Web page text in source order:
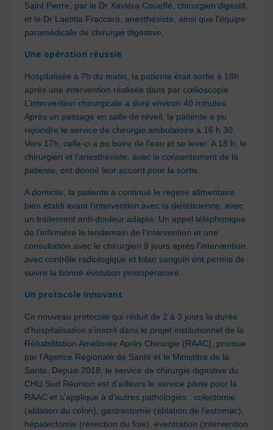
Saint Pierre, par le Dr Xaviéra Coueffé, chirurgien digestif,
et le Dr Laetitia Fraccaro, anesthésiste, ainsi que l’équipe
paramédicale de chirurgie digestive.
Une opération réussie
Hospitalisée à 7h du matin, la patiente était sortie à 18h
après une intervention réalisée dans par cœlioscopie.
L’intervention chirurgicale a duré environ 40 minutes.
Après un passage en salle de réveil, la patiente a pu
rejoindre le service de chirurgie ambulatoire à 16 h 30.
Vers 17h, celle-ci a pu boire de l’eau et se lever. A 18 h, le
chirurgien et l’anesthésiste, avec le consentement de la
patiente, ont donné leur accord pour la sortie.
A domicile, la patiente a continué le régime alimentaire
bien établi avant l’intervention avec la diététicienne, avec
un traitement anti-douleur adapté. Un appel téléphonique
de l’infirmière le lendemain de l’intervention et une
consultation avec le chirurgien 9 jours après l’intervention
avec contrôle radiologique et bilan sanguin ont permis de
suivre la bonne évolution postopératoire.
Un protocole innovant
Ce nouveau protocole qui réduit de 2 à 3 jours la durée
d’hospitalisation s’inscrit dans le projet institutionnel de la
Réhabilitation Améliorée Après Chirurgie (RAAC), promue
par l’Agence Régionale de Santé et le Ministère de la
Santé. Depuis 2018, le service de chirurgie digestive du
CHU Sud Réunion est d’ailleurs le service pilote pour la
RAAC et s’applique à d’autres pathologies : colectomie
(ablation du colon), gastrectomie (ablation de l’estomac),
hépatectomie (résection du foie), éventration (intervention